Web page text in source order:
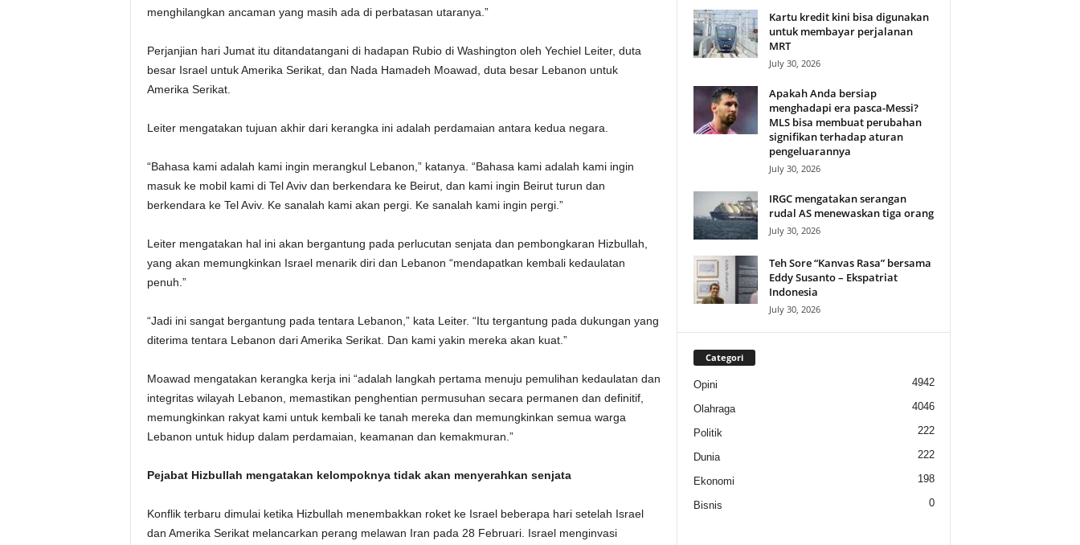
menghilangkan ancaman yang masih ada di perbatasan utaranya.”
Perjanjian hari Jumat itu ditandatangani di hadapan Rubio di Washington oleh Yechiel Leiter, duta
besar Israel untuk Amerika Serikat, dan Nada Hamadeh Moawad, duta besar Lebanon untuk
Amerika Serikat.
Leiter mengatakan tujuan akhir dari kerangka ini adalah perdamaian antara kedua negara.
“Bahasa kami adalah kami ingin merangkul Lebanon,” katanya. “Bahasa kami adalah kami ingin
masuk ke mobil kami di Tel Aviv dan berkendara ke Beirut, dan kami ingin Beirut turun dan
berkendara ke Tel Aviv. Ke sanalah kami akan pergi. Ke sanalah kami ingin pergi.”
Leiter mengatakan hal ini akan bergantung pada perlucutan senjata dan pembongkaran Hizbullah,
yang akan memungkinkan Israel menarik diri dan Lebanon “mendapatkan kembali kedaulatan
penuh.”
“Jadi ini sangat bergantung pada tentara Lebanon,” kata Leiter. “Itu tergantung pada dukungan yang
diterima tentara Lebanon dari Amerika Serikat. Dan kami yakin mereka akan kuat.”
Moawad mengatakan kerangka kerja ini “adalah langkah pertama menuju pemulihan kedaulatan dan
integritas wilayah Lebanon, memastikan penghentian permusuhan secara permanen dan definitif,
memungkinkan rakyat kami untuk kembali ke tanah mereka dan memungkinkan semua warga
Lebanon untuk hidup dalam perdamaian, keamanan dan kemakmuran.”
Pejabat Hizbullah mengatakan kelompoknya tidak akan menyerahkan senjata
Konflik terbaru dimulai ketika Hizbullah menembakkan roket ke Israel beberapa hari setelah Israel
dan Amerika Serikat melancarkan perang melawan Iran pada 28 Februari. Israel menginvasi
Kartu kredit kini bisa digunakan
untuk membayar perjalanan
MRT
July 30, 2026
Apakah Anda bersiap
menghadapi era pasca-Messi?
MLS bisa membuat perubahan
signifikan terhadap aturan
pengeluarannya
July 30, 2026
IRGC mengatakan serangan
rudal AS menewaskan tiga orang
July 30, 2026
Teh Sore “Kanvas Rasa” bersama
Eddy Susanto – Ekspatriat
Indonesia
July 30, 2026
Categori
Opini 4942
Olahraga 4046
Politik 222
Dunia 222
Ekonomi 198
Bisnis 0